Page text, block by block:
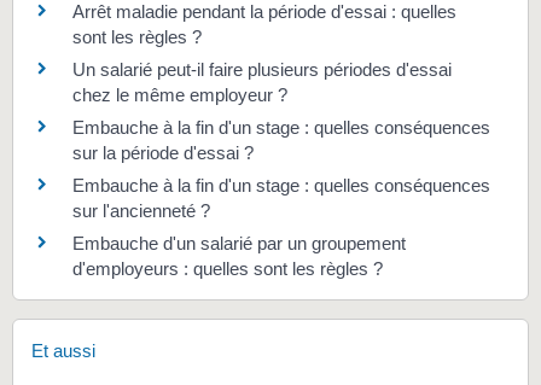
Arrêt maladie pendant la période d'essai : quelles
sont les règles ?
Un salarié peut-il faire plusieurs périodes d'essai
chez le même employeur ?
Embauche à la fin d'un stage : quelles conséquences
sur la période d'essai ?
Embauche à la fin d'un stage : quelles conséquences
sur l'ancienneté ?
Embauche d'un salarié par un groupement
d'employeurs : quelles sont les règles ?
Et aussi